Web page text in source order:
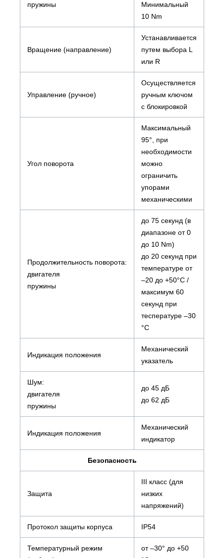
пружины
Минимальный
10 Nm
Вращение (направление)
Устанавливается
путем выбора L
или R
Управление (ручное)
Осуществляется
ручным ключом
с блокировкой
Угол поворота
Максимальный
95°, при
необходимости
можно
ограничить
упорами
механическими
Продолжительность поворота:
двигателя
пружины
до 75 секунд (в
диапазоне от 0
до 10 Nm)
до 20 секунд при
температуре от
–20 до +50°С /
максимум 60
секунд при
теспературе –30
°С
Индикация положения
Механический
указатель
Шум:
двигателя
пружины
до 45 дБ
до 62 дБ
Индикация положения
Механический
индикатор
Безопасность
Защита
III класс (для
низких
напряжений)
Протокол защиты корпуса IP54
Температурный режим
от –30° до +50